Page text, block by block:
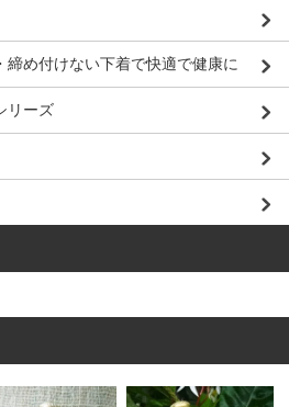
め付けない下着で快適で健康に
リーズ